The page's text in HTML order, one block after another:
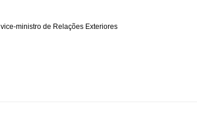
vice-ministro de Relações Exteriores